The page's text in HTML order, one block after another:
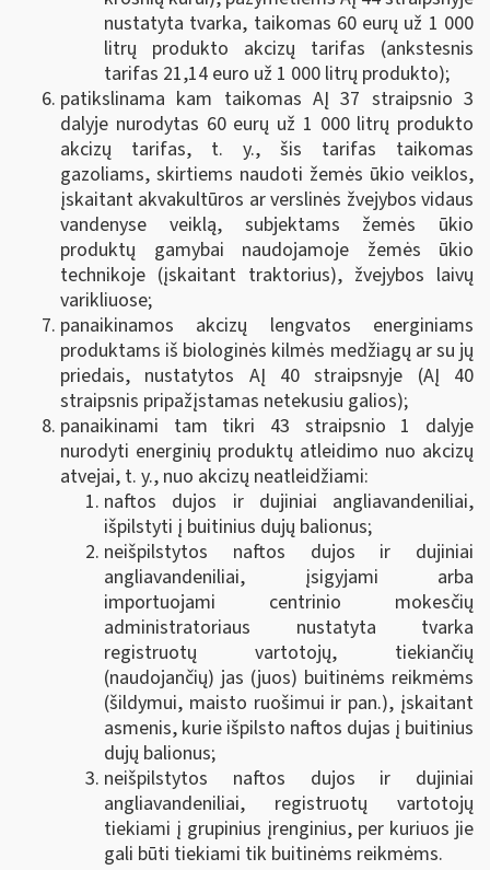
nustatyta tvarka, taikomas 60 eurų už 1 000
litrų produkto akcizų tarifas (ankstesnis
tarifas 21,14 euro už 1 000 litrų produkto);
patikslinama kam taikomas AĮ 37 straipsnio 3
dalyje nurodytas 60 eurų už 1 000 litrų produkto
akcizų tarifas, t. y., šis tarifas taikomas
gazoliams, skirtiems naudoti žemės ūkio veiklos,
įskaitant akvakultūros ar verslinės žvejybos vidaus
vandenyse veiklą, subjektams žemės ūkio
produktų gamybai naudojamoje žemės ūkio
technikoje (įskaitant traktorius), žvejybos laivų
varikliuose;
panaikinamos akcizų lengvatos energiniams
produktams iš biologinės kilmės medžiagų ar su jų
priedais, nustatytos AĮ 40 straipsnyje (AĮ 40
straipsnis pripažįstamas netekusiu galios);
panaikinami tam tikri 43 straipsnio 1 dalyje
nurodyti energinių produktų atleidimo nuo akcizų
atvejai, t. y., nuo akcizų neatleidžiami:
naftos dujos ir dujiniai angliavandeniliai,
išpilstyti į buitinius dujų balionus;
neišpilstytos naftos dujos ir dujiniai
angliavandeniliai, įsigyjami arba
importuojami centrinio mokesčių
administratoriaus nustatyta tvarka
registruotų vartotojų, tiekiančių
(naudojančių) jas (juos) buitinėms reikmėms
(šildymui, maisto ruošimui ir pan.), įskaitant
asmenis, kurie išpilsto naftos dujas į buitinius
dujų balionus;
neišpilstytos naftos dujos ir dujiniai
angliavandeniliai, registruotų vartotojų
tiekiami į grupinius įrenginius, per kuriuos jie
gali būti tiekiami tik buitinėms reikmėms.